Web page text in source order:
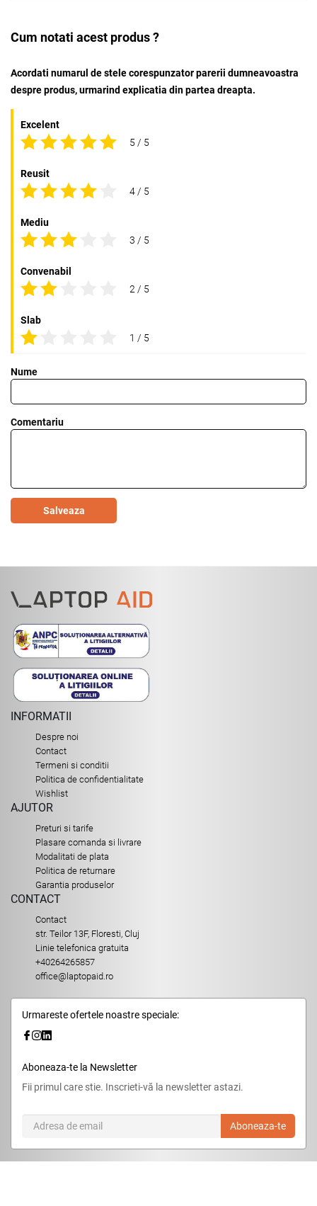
Cum notati acest produs ?
Acordati numarul de stele corespunzator parerii dumneavoastra
despre produs, urmarind explicatia din partea dreapta.
Excelent
5 / 5
Reusit
4 / 5
Mediu
3 / 5
Convenabil
2 / 5
Slab
1 / 5
Nume
Comentariu
Salveaza
INFORMATII
Despre noi
Contact
Termeni si conditii
Politica de confidentialitate
Wishlist
AJUTOR
Preturi si tarife
Plasare comanda si livrare
Modalitati de plata
Politica de returnare
Garantia produselor
CONTACT
Contact
str. Teilor 13F, Floresti, Cluj
Linie telefonica gratuita
+40264265857
office@laptopaid.ro
Urmareste ofertele noastre speciale:
Aboneaza-te la Newsletter
Fii primul care stie. Inscrieti-vă la newsletter astazi.
Aboneaza-te